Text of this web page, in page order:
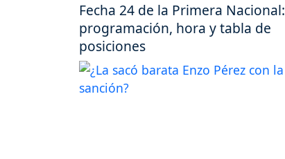
Fecha 24 de la Primera Nacional:
programación, hora y tabla de
posiciones